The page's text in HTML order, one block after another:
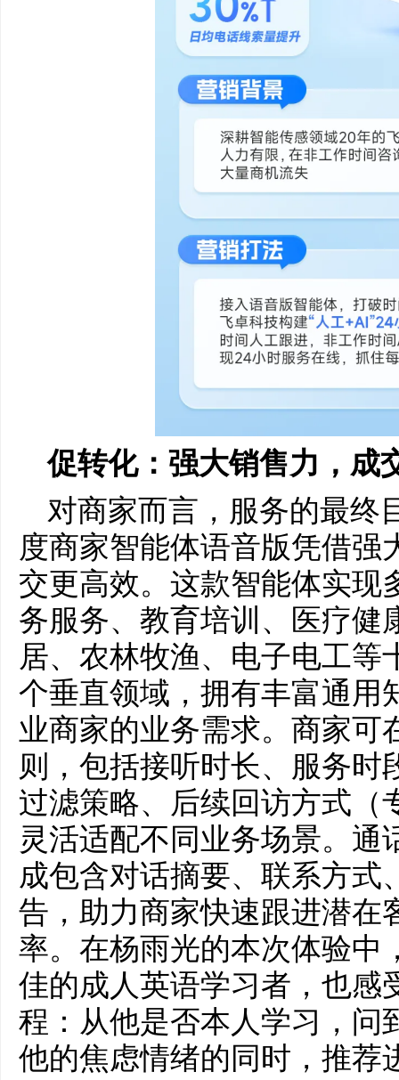
促转化：强大销售力，成
对商家而言，服务的最终
度商家智能体语音版凭借强
交更高效。这款智能体实现
务服务、教育培训、医疗健
居、农林牧渔、电子电工等
个垂直领域，拥有丰富通用
业商家的业务需求。商家可
则，包括接听时长、服务时
过滤策略、后续回访方式（
灵活适配不同业务场景。通
成包含对话摘要、联系方式
告，助力商家快速跟进潜在
率。在杨雨光的本次体验中
佳的成人英语学习者，也感
程：从他是否本人学习，问
他的焦虑情绪的同时，推荐